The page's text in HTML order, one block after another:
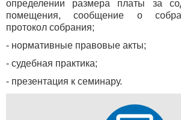
определении размера платы за
помещения, сообщение о
протокол собрания;
- нормативные правовые акты;
- судебная практика;
- презентация к семинару.